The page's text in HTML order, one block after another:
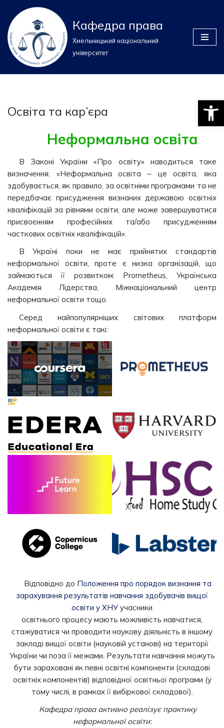
Перейти
до
вмісту
Кафедра права
Хмельницький національний
університет
Освіта та кар’єра
Неформальна освіта
В Законі України «Про освіту» наводиться таке
визначення: «Неформальна освіта – це освіта, яка
здобувається, як правило, за освітніми програмами та не
передбачає присудження визнаних державою освітніх
кваліфікацій за рівнями освіти, але може завершуватися
присвоєнням професійних та/або присудженням
часткових освітніх кваліфікацій».
В Україні поки не має прийнятих стандартів
неформальної освіти, проте є низка організацій, що
займаються її розвитком: Prometheus, Українська
Академія Лідерства, Міжнаціональний центр
неформальної освіти тощо.
Серед найпопулярніших світових платформ
неформальної освіти є такі:
Відповідно до Положення про порядок визнання та
зарахування результатів навчання здобувачів вищої
освіти у ХНУ учасники
освітнього процесу мають можливість навчатися,
стажуватися чи проводити наукову діяльність в іншому
закладі вищої освіти (науковій установі) на території
України чи поза її межами. Результати навчання можуть
бути зараховані як певні освітні компоненти (складові
освітніх компонентів) відповідної освітньої програми (у
тому числі, в рамках її вибіркової складової).
Кафедра права активно реалізує практику
неформальної освіти: